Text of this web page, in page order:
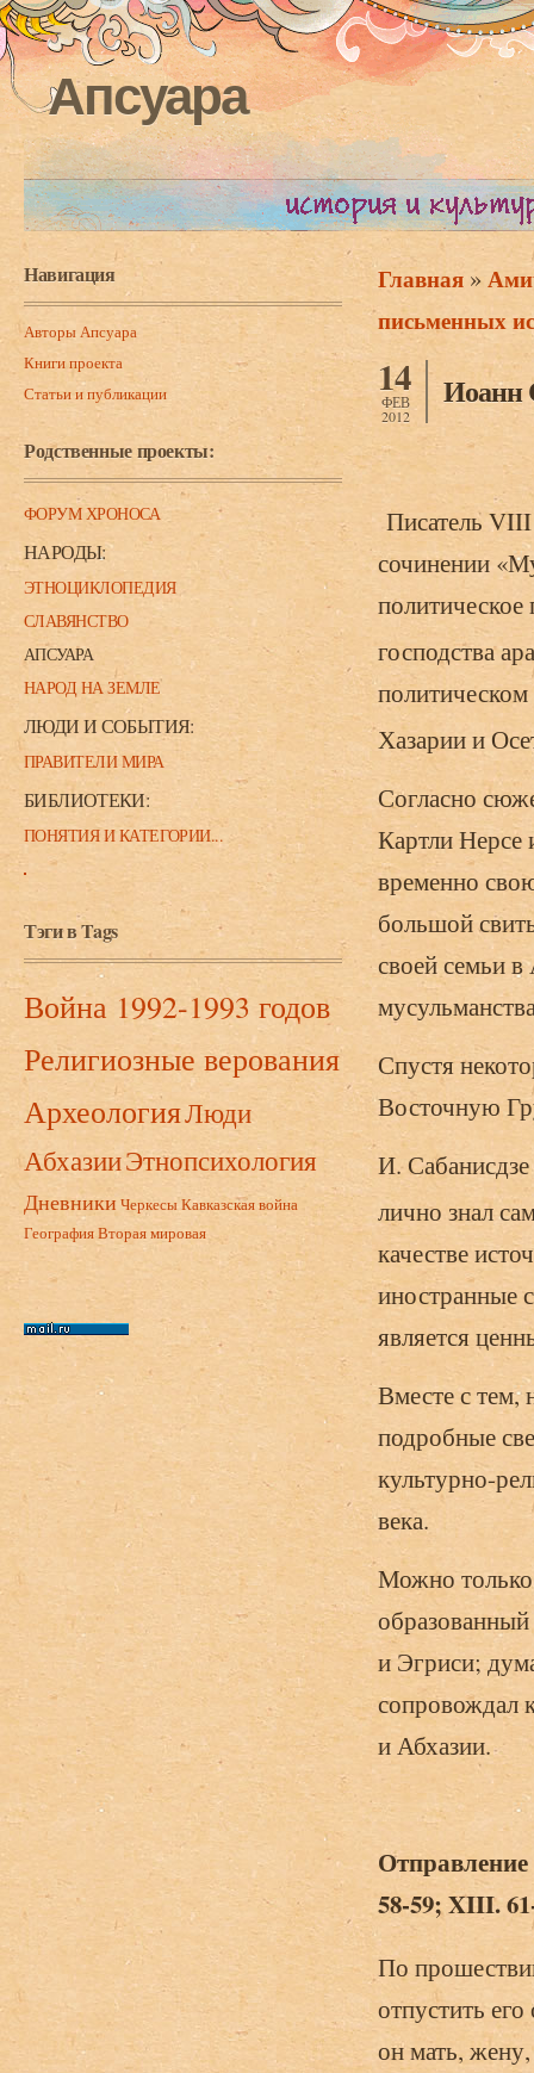
Апсуара
Навигация
Авторы Апсуара
Книги проекта
Статьи и публикации
Родственные проекты:
ФОРУМ ХРОНОСА
НАРОДЫ:
ЭТНОЦИКЛОПЕДИЯ
СЛАВЯНСТВО
АПСУАРА
НАРОД НА ЗЕМЛЕ
ЛЮДИ И СОБЫТИЯ:
ПРАВИТЕЛИ МИРА
БИБЛИОТЕКИ:
ПОНЯТИЯ И КАТЕГОРИИ...
Тэги в Tags
Война 1992-1993 годов
Религиозные верования
АрхеологияЛюди
АбхазииЭтнопсихология
Дневники ЧеркесыКавказская война
ГеографияВторая мировая
Вы здесь
Главная »
письменных
14
ФЕВ
2012
Иоанн
Писатель
сочинении
господства
Хазарии и
Согласно
Картли Нерсе
временно
большой
своей семьи
Спустя
Восточную
И.
лично знал
качестве
иностранные
является
Вместе с тем,
подробные
культурно-
века.
Можно
и Эгриси;
сопровождал
и Абхазии.
58-59; XIII.
По
отпустить
он мать,